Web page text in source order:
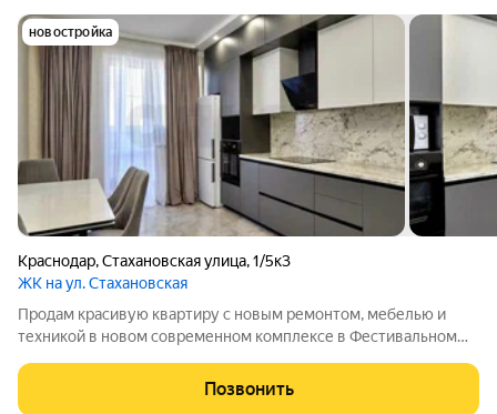
новостройка
Краснодар,Стахановская улица,1/5к3
ЖК на ул. Стахановская
Продам красивую квартиру с новым ремонтом, мебелью и
техникой в новом современном комплексе в Фестивальном
ленточная лоджия с выходом из зала и кухни- застеклена,
утеплена, раздельный санузел,
Позвонить